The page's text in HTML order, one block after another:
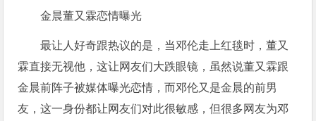
金晨董又霖恋情曝光
最让人好奇跟热议的是，当邓伦走上红毯时，董又
霖直接无视他，这让网友们大跌眼镜，虽然说董又霖跟
金晨前阵子被媒体曝光恋情，而邓伦又是金晨的前男
友，这一身份都让网友们对此很敏感，但很多网友为邓